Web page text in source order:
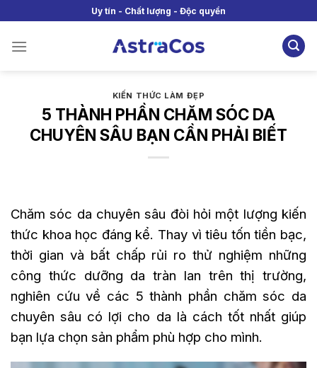
to
content
Uy tín - Chất lượng - Độc quyền
KIẾN THỨC LÀM ĐẸP
5 THÀNH PHẦN CHĂM SÓC DA
CHUYÊN SÂU BẠN CẦN PHẢI BIẾT
Chăm sóc da chuyên sâu đòi hỏi một lượng kiến
thức khoa học đáng kể. Thay vì tiêu tốn tiền bạc,
thời gian và bất chấp rủi ro thử nghiệm những
công thức dưỡng da tràn lan trên thị trường,
nghiên cứu về các 5 thành phần chăm sóc da
chuyên sâu có lợi cho da là cách tốt nhất giúp
bạn lựa chọn sản phẩm phù hợp cho mình.